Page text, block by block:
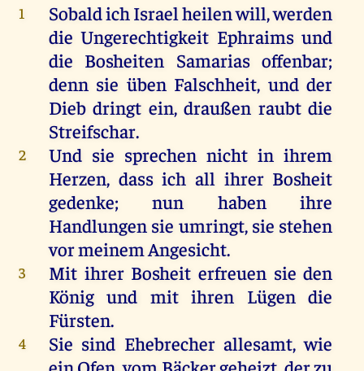
1 SobaldichIsraelheilenwill,werden
die Ungerechtigkeit Ephraims und
die Bosheiten Samarias offenbar;
denn sie üben Falschheit, und der
Diebdringt ein,draußen raubt die
Streifschar.
2 Und sie sprechen nicht in ihrem
Herzen, dassich all ihrer Bosheit
gedenke;nun haben
ihre
Handlungen sie umringt, sie stehen
vormeinemAngesicht.
3 Mit ihrer Bosheit erfreuen sie den
König und mit ihren Lügen die
Fürsten.
4 Sie sind Ehebrecher allesamt,wie